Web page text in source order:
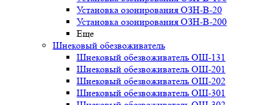
Установка озонирования ОЗН-В-20
Установка озонирования ОЗН-В-200
Еще
Шнековый обезвоживатель
Шнековый обезвоживатель ОШ-131
Шнековый обезвоживатель ОШ-201
Шнековый обезвоживатель ОШ-202
Шнековый обезвоживатель ОШ-301